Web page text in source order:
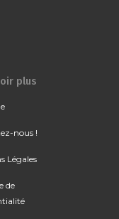
plus
nous !
Légales
de